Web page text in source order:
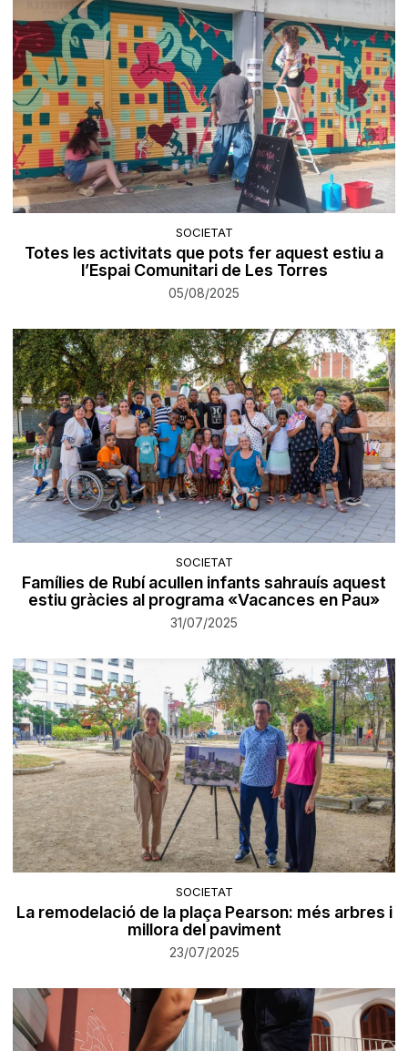
SOCIETAT
Totes les activitats que pots fer aquest estiu a
l’Espai Comunitari de Les Torres
05/08/2025
SOCIETAT
Famílies de Rubí acullen infants sahrauís aquest
estiu gràcies al programa «Vacances en Pau»
31/07/2025
SOCIETAT
La remodelació de la plaça Pearson: més arbres i
millora del paviment
23/07/2025